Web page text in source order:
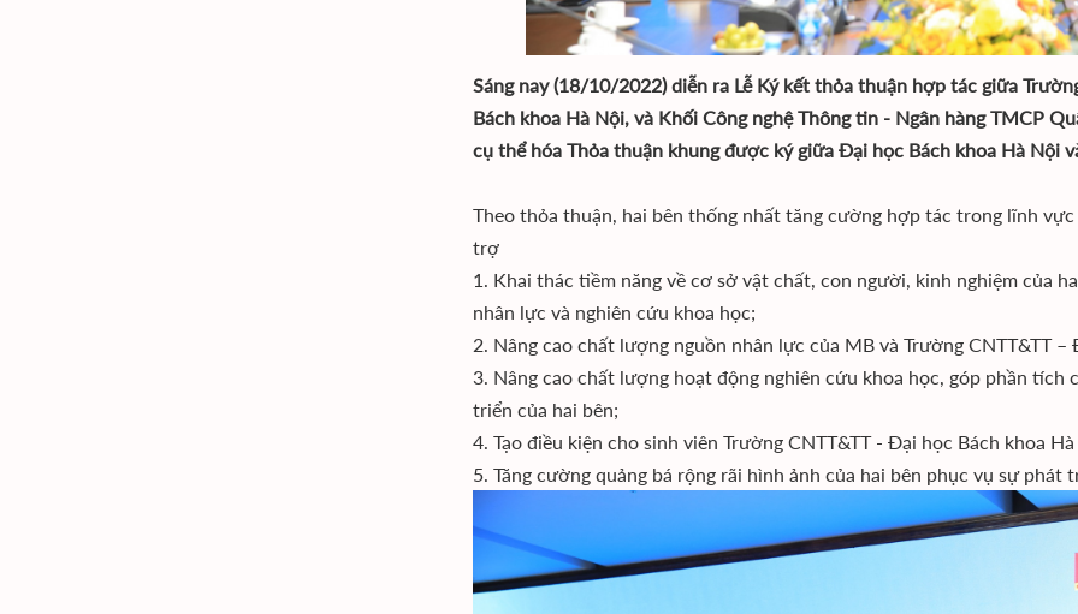
Sáng nay (18/10/2022) diễn ra Lễ Ký kết thỏa thuận hợp tác giữa
Bách khoa Hà Nội, và Khối Công nghệ Thông tin - Ngân hàng TMCP
cụ thể hóa Thỏa thuận khung được ký giữa Đại học Bách khoa Hà Nội
Theo thỏa thuận, hai bên thống nhất tăng cường hợp tác trong lĩnh
trợ
1. Khai thác tiềm năng về cơ sở vật chất, con người, kinh nghiệm của
nhân lực và nghiên cứu khoa học;
2. Nâng cao chất lượng nguồn nhân lực của MB và Trường CNTT&TT
3. Nâng cao chất lượng hoạt động nghiên cứu khoa học, góp phần
triển của hai bên;
4. Tạo điều kiện cho sinh viên Trường CNTT&TT - Đại học Bách khoa
5. Tăng cường quảng bá rộng rãi hình ảnh của hai bên phục vụ sự phát